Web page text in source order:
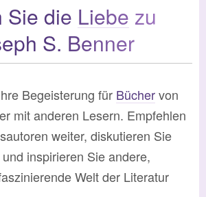
Sie die Liebe zu
S. Benner
Begeisterung für Büchervon
mit anderen Lesern. Empfehlen
weiter, diskutieren Sie
inspirieren Sie andere,
Welt der Literatur